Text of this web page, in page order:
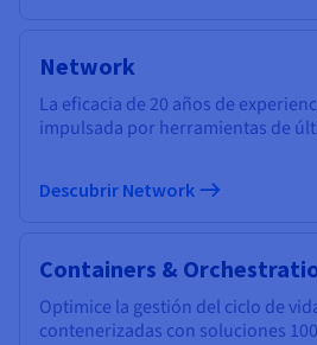
Network
La eficacia de 20 años de
impulsada por herramientas de
Descubrir Network
Containers &
Optimice la gestión del ciclo de
contenerizadas con soluciones